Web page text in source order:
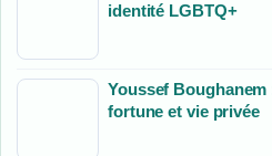
identité LGBTQ+
Youssef
fortune et vie privée